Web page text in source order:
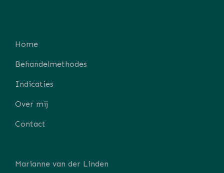
Home
Behandelmethodes
Indicaties
Over mij
Contact
Marianne van der Linden